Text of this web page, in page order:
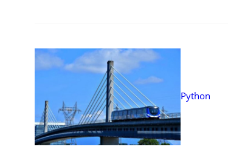
Python